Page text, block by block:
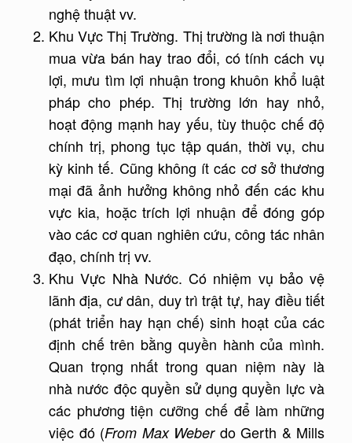
nghệ thuật vv.
Khu Vực Thị Trường. Thị trường là nơi thuận
mua vừa bán hay trao đổi, có tính cách vụ
lợi, mưu tìm lợi nhuận trong khuôn khổ luật
pháp cho phép. Thị trường lớn hay nhỏ,
hoạt động mạnh hay yếu, tùy thuộc chế độ
chính trị, phong tục tập quán, thời vụ, chu
kỳ kinh tế. Cũng không ít các cơ sở thương
mại đã ảnh hưởng không nhỏ đến các khu
vực kia, hoặc trích lợi nhuận để đóng góp
vào các cơ quan nghiên cứu, công tác nhân
đạo, chính trị vv.
Khu Vực Nhà Nước. Có nhiệm vụ bảo vệ
lãnh địa, cư dân, duy trì trật tự, hay điều tiết
(phát triển hay hạn chế) sinh hoạt của các
định chế trên bằng quyền hành của mình.
Quan trọng nhất trong quan niệm này là
nhà nước độc quyền sử dụng quyền lực và
các phương tiện cưỡng chế để làm những
việc đó (From Max Weberdo Gerth & Mills